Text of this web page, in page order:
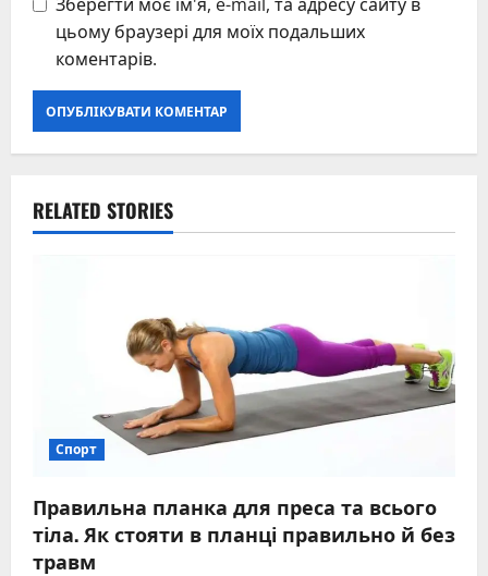
цьому браузері для моїх подальших
коментарів.
RELATED STORIES
Спорт
Правильна планка для преса та всього
тіла. Як стояти в планці правильно й без
травм